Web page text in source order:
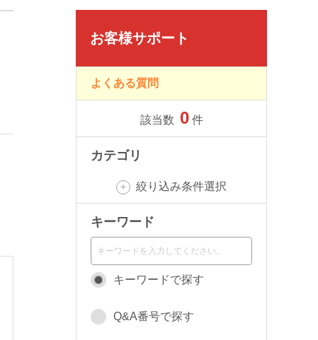
お客様サポート
よくある質問
該当数 0 件
カテゴリ
絞り込み条件選択
キーワード
キーワードで探す
Q&A番号で探す